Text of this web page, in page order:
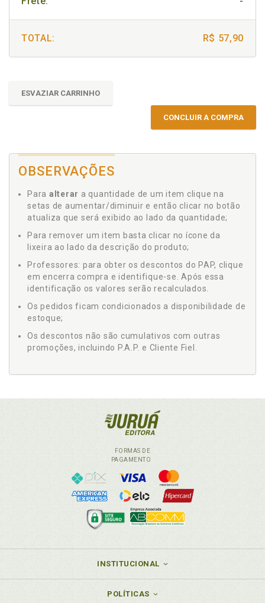
TOTAL: R$ 57,90
ESVAZIAR CARRINHO
CONCLUIR A COMPRA
OBSERVAÇÕES
Para alterar a quantidade de um item clique na
setas de aumentar/diminuir e então clicar no botão
atualiza que será exibido ao lado da quantidade;
Para remover um item basta clicar no ícone da
lixeira ao lado da descrição do produto;
Professores: para obter os descontos do PAP, clique
em encerra compra e identifique-se. Após essa
identificação os valores serão recalculados.
Os pedidos ficam condicionados a disponibilidade de
estoque;
Os descontos não são cumulativos com outras
promoções, incluindo P.A.P. e Cliente Fiel.
FORMAS DE
PAGAMENTO
INSTITUCIONAL
POLÍTICAS